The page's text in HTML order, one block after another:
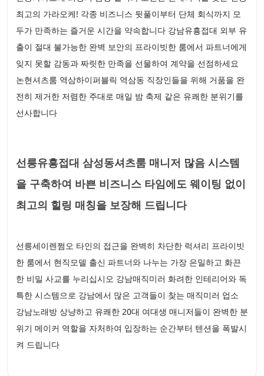
최고의 가라오케! 각종 비즈니스 뒷풀이부터 단체 회식까지 모
두가 만족하는 즐거운 시간을 약속합니다 강남유흥접대 외부 유
출이 절대 불가능한 완벽 보안의 프라이빗한 룸에서 파트너에게
잊지 못할 감동과 짜릿한 만족을 선물하여 계약을 선점하세요
논현셔츠룸 역삼하이퍼블릭 역삼동 직장인들을 위해 거품을 완
전히 제거한 저렴한 주대로 매일 밤 축제 같은 유쾌한 분위기를
선사합니다
선릉유흥접대 삼성동셔츠룸 매니저 많음 시스템
을 구축하여 바쁜 비즈니스 타임에도 웨이팅 없이
최고의 힐링 매칭을 보장해 드립니다
선릉세이렌쩜오 타인의 접근을 완벽히 차단한 럭셔리 프라이빗
한 룸에서 현직모델 출신 파트너와 나누는 가장 은밀하고 화끈
한 비밀 사교를 누리십시오 강남매직미러 화려한 인테리어와 독
특한 시스템으로 강남에서 많은 고객들이 찾는 매직미러 업소
강남노래방 상냥하고 유쾌한 20대 여대생 매니저들이 완벽한 분
위기 메이커 역할을 자처하여 입장하는 순간부터 텐션을 폭발시
켜 드립니다